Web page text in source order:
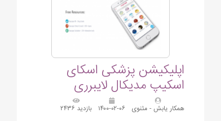
اپلیکیشن پزشکی اسکای
اسکیپ مدیکال لایبرری
همکار یابش - مثنوی ۱۴۰۰-۰۲-۰۶ بازدید ۲۴۳۶